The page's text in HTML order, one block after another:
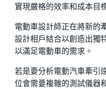
實現嚴格的效率和成本目
電動車設計師正在將新的
設計相戶結合以創造出獨
以滿足電動車的需求。
若是要分析電動汽車牽引
位會需要複雜的測試儀器